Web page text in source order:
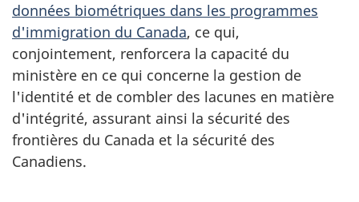
données biométriques dans les programmes
d'immigration du Canada, ce qui,
conjointement, renforcera la capacité du
ministère en ce qui concerne la gestion de
l'identité et de combler des lacunes en matière
d'intégrité, assurant ainsi la sécurité des
frontières du Canada et la sécurité des
Canadiens.